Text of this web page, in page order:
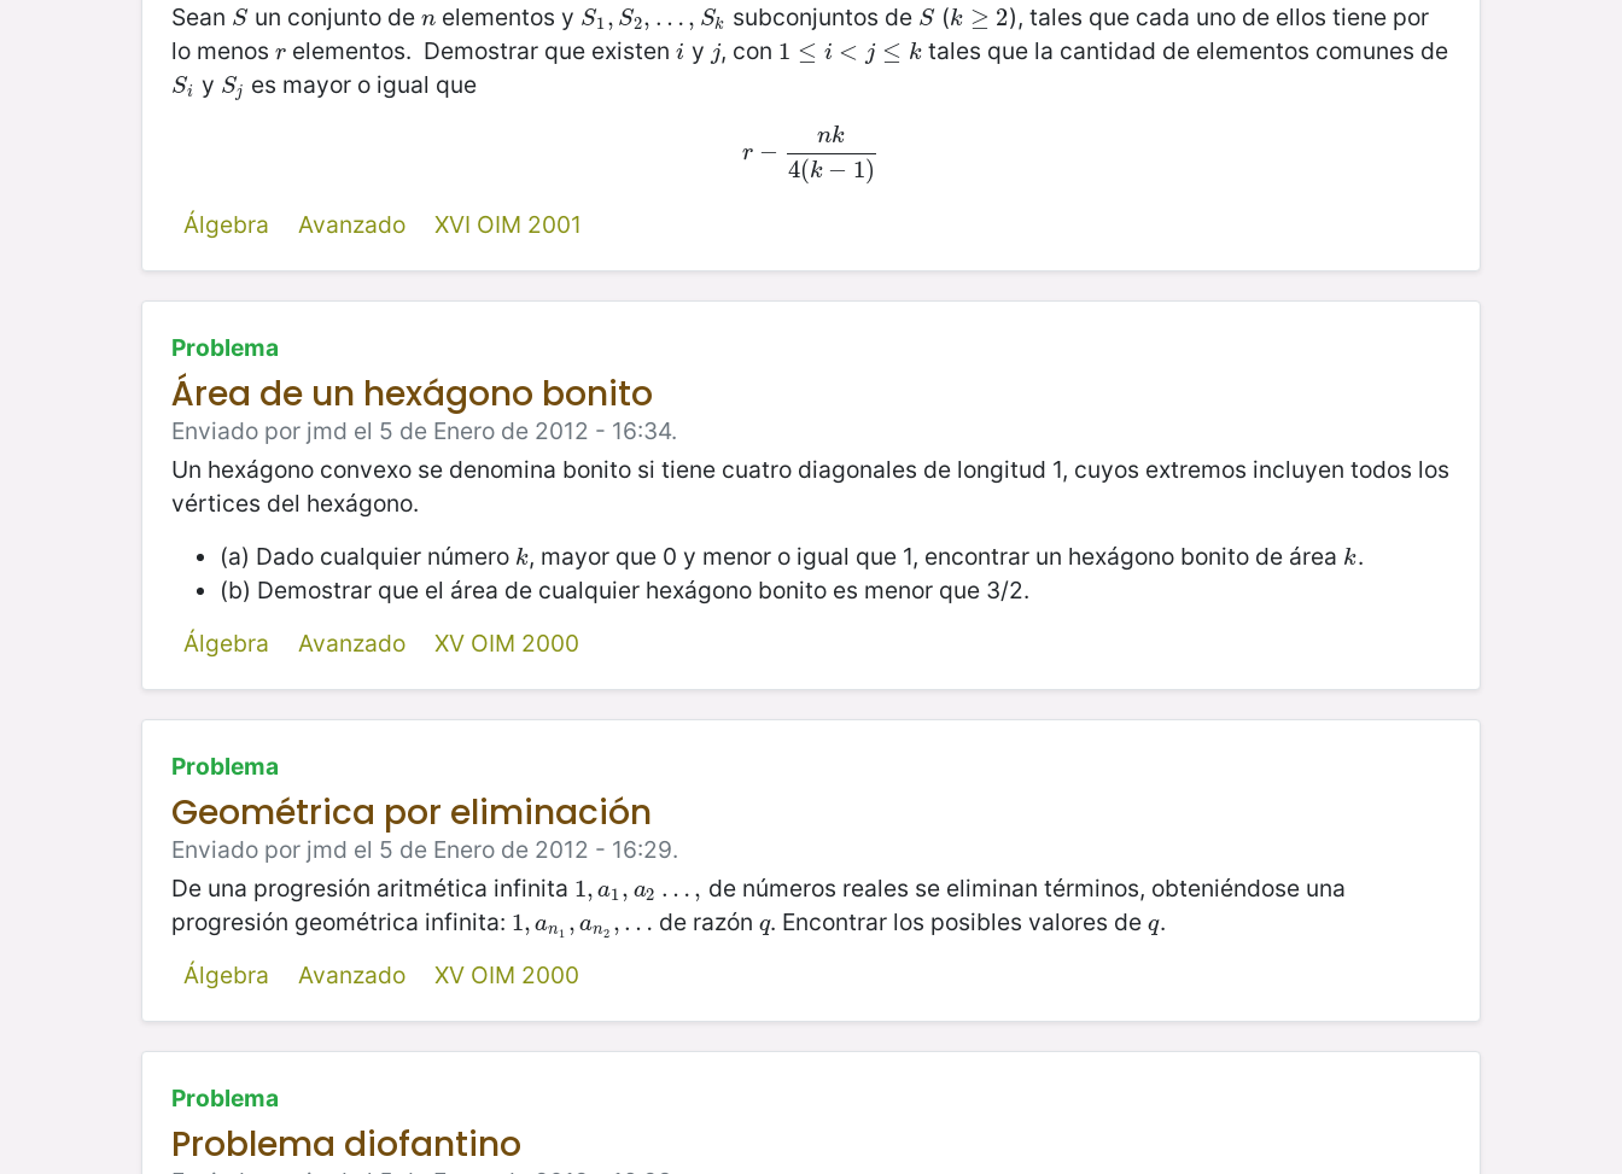
Sean S
S un conjunto den
n elementos y S1, S2, … , Sk
S1 ,S2,… ,S k subconjuntos de S
S(k ≥ 2
k≥2
), tales que cada uno de ellos tiene por
lo menos r
r elementos. Demostrar que existeni
i y j
j, con 1 ≤ i < j ≤ k
1 ≤i<j ≤k tales que la cantidad de elementos comunes de
Si
Si y Sj
Sj es mayor o igual que
r −
nk
4(k − 1)
− nk4(k−1)
Álgebra Avanzado XVI OIM 2001
Problema
Área de un hexágono bonito
Enviado por jmd el 5 de Enero de 2012 - 16:34.
Un hexágono convexo se denomina bonito si tiene cuatro diagonales de longitud 1, cuyos extremos incluyen todos los
vértices del hexágono.
(a) Dado cualquier número k
k, mayor que 0 y menor o igual que 1, encontrar un hexágono bonito de área k
k.
(b) Demostrar que el área de cualquier hexágono bonito es menor que 3/2.
Álgebra
Avanzado XV OIM 2000
Problema
Geométrica por eliminación
Enviado por jmd el 5 de Enero de 2012 - 16:29.
De una progresión aritmética infinita 1, a1, a2 … ,
1,a1, a 2…,
de números reales se eliminan términos, obteniéndose una
progresión geométrica infinita: 1, an1 , an2 , …
1,an1 an2,… de razón q
q. Encontrar los posibles valores deq
q.
Álgebra
Avanzado XV OIM 2000
Problema
Problema diofantino